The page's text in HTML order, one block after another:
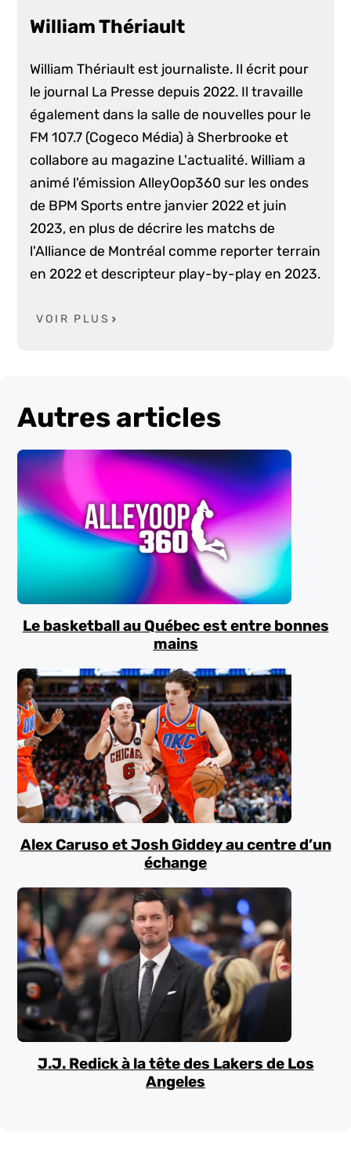
William Thériault
William Thériault est journaliste. Il écrit pour
le journal La Presse depuis 2022. Il travaille
également dans la salle de nouvelles pour le
FM 107.7 (Cogeco Média) à Sherbrooke et
collabore au magazine L'actualité. William a
animé l'émission AlleyOop360 sur les ondes
de BPM Sports entre janvier 2022 et juin
2023, en plus de décrire les matchs de
l'Alliance de Montréal comme reporter terrain
en 2022 et descripteur play-by-play en 2023.
VOIR PLUS
Autres articles
Le basketball au Québec est entre bonnes
mains
Alex Caruso et Josh Giddey au centre d’un
échange
J.J. Redick à la tête des Lakers de Los
Angeles